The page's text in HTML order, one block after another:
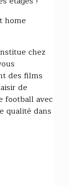
home
chez
des films
de
football avec
qualité dans